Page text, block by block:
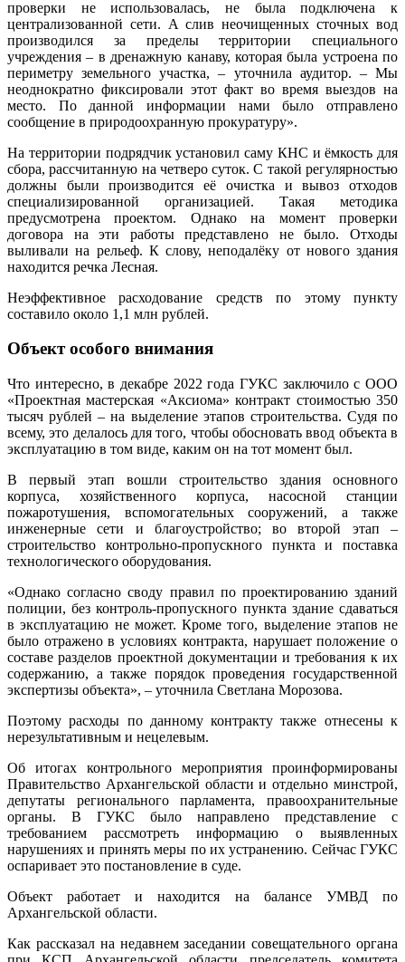
проверки не использовалась, не была подключена к
централизованной сети. А слив неочищенных сточных вод
производился за пределы территории специального
учреждения – в дренажную канаву, которая была устроена по
периметру земельного участка, – уточнила аудитор. – Мы
неоднократно фиксировали этот факт во время выездов на
место. По данной информации нами было отправлено
сообщение в природоохранную прокуратуру».
На территории подрядчик установил саму КНС и ёмкость для
сбора, рассчитанную на четверо суток. С такой регулярностью
должны были производится её очистка и вывоз отходов
специализированной организацией. Такая методика
предусмотрена проектом. Однако на момент проверки
договора на эти работы представлено не было. Отходы
выливали на рельеф. К слову, неподалёку от нового здания
находится речка Лесная.
Неэффективное расходование средств по этому пункту
составило около 1,1 млн рублей.
Объект особого внимания
Что интересно, в декабре 2022 года ГУКС заключило с ООО
«Проектная мастерская «Аксиома» контракт стоимостью 350
тысяч рублей – на выделение этапов строительства. Судя по
всему, это делалось для того, чтобы обосновать ввод объекта в
эксплуатацию в том виде, каким он на тот момент был.
В первый этап вошли строительство здания основного
корпуса, хозяйственного корпуса, насосной станции
пожаротушения, вспомогательных сооружений, а также
инженерные сети и благоустройство; во второй этап –
строительство контрольно-пропускного пункта и поставка
технологического оборудования.
«Однако согласно своду правил по проектированию зданий
полиции, без контроль-пропускного пункта здание сдаваться
в эксплуатацию не может. Кроме того, выделение этапов не
было отражено в условиях контракта, нарушает положение о
составе разделов проектной документации и требования к их
содержанию, а также порядок проведения государственной
экспертизы объекта», – уточнила Светлана Морозова.
Поэтому расходы по данному контракту также отнесены к
нерезультативным и нецелевым.
Об итогах контрольного мероприятия проинформированы
Правительство Архангельской области и отдельно минстрой,
депутаты регионального парламента, правоохранительные
органы. В ГУКС было направлено представление с
требованием рассмотреть информацию о выявленных
нарушениях и принять меры по их устранению. Сейчас ГУКС
оспаривает это постановление в суде.
Объект работает и находится на балансе УМВД по
Архангельской области.
Как рассказал на недавнем заседании совещательного органа